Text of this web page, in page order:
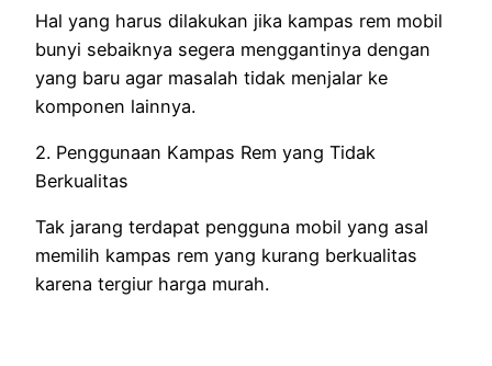
Hal yang harus dilakukan jika kampas rem mobil
bunyi sebaiknya segera menggantinya dengan
yang baru agar masalah tidak menjalar ke
komponen lainnya.
2. Penggunaan Kampas Rem yang Tidak
Berkualitas
Tak jarang terdapat pengguna mobil yang asal
memilih kampas rem yang kurang berkualitas
karena tergiur harga murah.